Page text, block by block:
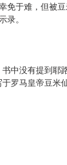
免于难，但被
录。
中没有提到
罗马皇帝豆米